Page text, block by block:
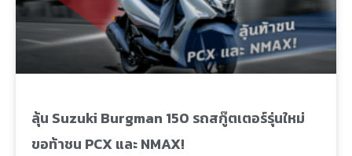
ลุ้น Suzuki Burgman 150 รถสกู๊ตเตอร์รุ่นใหม่
ขอท้าชน PCX และ NMAX!